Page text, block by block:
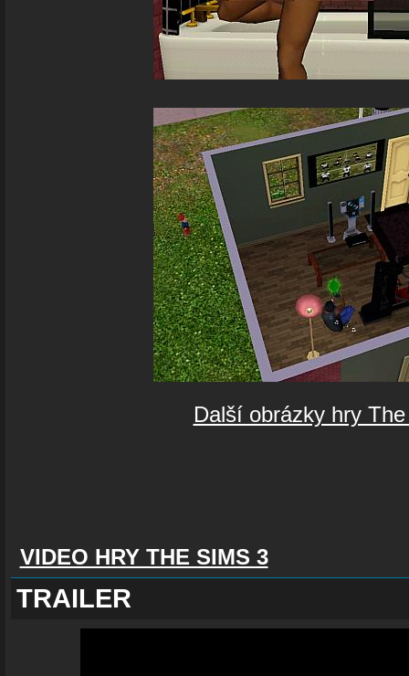
Další obrázky hry
VIDEO HRY THE SIMS 3
TRAILER